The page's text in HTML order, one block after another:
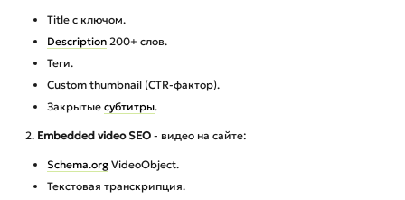
Title с ключом.
Description 200+ слов.
Теги.
Custom thumbnail (CTR-фактор).
Закрытые субтитры.
2. Embedded video SEO - видео на сайте:
Schema.org VideoObject.
Текстовая транскрипция.